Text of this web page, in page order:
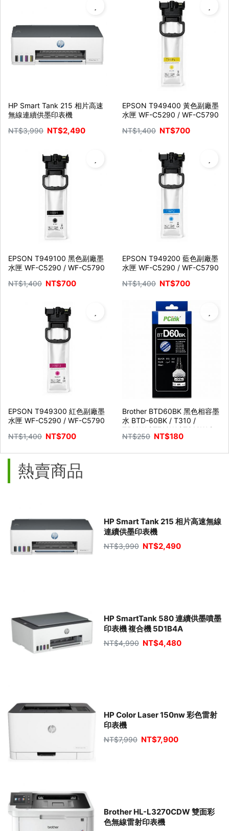
HP Smart Tank 215 相片高速
無線連續供墨印表機
NT$3,990 NT$2,490
EPSON T949400 黃色副廠墨
水匣 WF-C5290 / WF-C5790
NT$1,400 NT$700
EPSON T949100 黑色副廠墨
水匣 WF-C5290 / WF-C5790
NT$1,400 NT$700
EPSON T949200 藍色副廠墨
水匣 WF-C5290 / WF-C5790
NT$1,400 NT$700
EPSON T949300 紅色副廠墨
水匣 WF-C5290 / WF-C5790
NT$1,400 NT$700
Brother BTD60BK 黑色相容墨
水 BTD-60BK / T310 /
T510W / T710W / T810W /
T910DW / MFC-T4500DW /
NT$250 NT$180
熱賣商品
HP Smart Tank 215 相片高速無線
連續供墨印表機
NT$3,990 NT$2,490
HP SmartTank 580 連續供墨噴墨
印表機 複合機 5D1B4A
NT$4,990 NT$4,480
HP Color Laser 150nw 彩色雷射
印表機
NT$7,990 NT$7,900
Brother HL-L3270CDW 雙面彩
色無線雷射印表機